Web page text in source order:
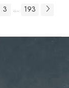
3 ... 193